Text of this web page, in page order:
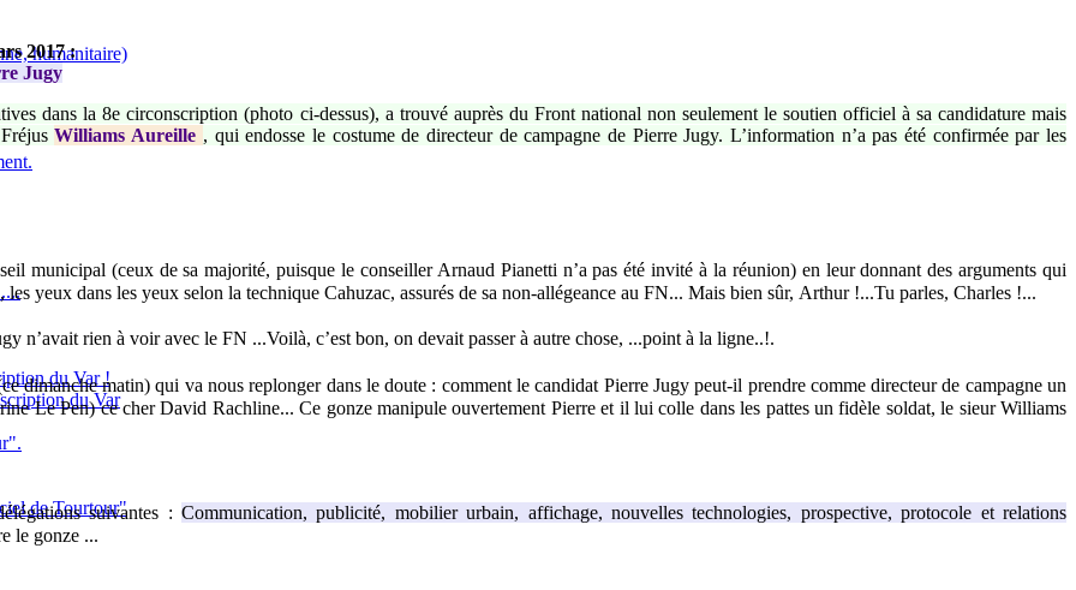
humanitaire)
du Var !
du Var
de Tourtour"
2017 :
Jugy
dans la 8e circonscription (photo ci-dessus), a trouvé auprès du Front national non seulement le soutien officiel à sa candidature mais
FréjusWilliams Aureille , qui endosse le costume de directeur de campagne de Pierre Jugy. L’information n’a pas été confirmée par les
municipal (ceux de sa majorité, puisque le conseiller Arnaud Pianetti n’a pas été invité à la réunion) en leur donnant des arguments qui
yeux dans les yeux selon la technique Cahuzac, assurés de sa non-allégeance au FN... Mais bien sûr, Arthur !...Tu parles, Charles !...
n’avait rien à voir avec le FN ...Voilà, c’est bon, on devait passer à autre chose, ...point à la ligne..!.
dimanche matin) qui va nous replonger dans le doute : comment le candidat Pierre Jugy peut-il prendre comme directeur de campagne un
Le Pen) ce cher David Rachline... Ce gonze manipule ouvertement Pierre et il lui colle dans les pattes un fidèle soldat, le sieur Williams
suivantes : Communication, publicité, mobilier urbain, affichage, nouvelles technologies, prospective, protocole et relations
le gonze ...